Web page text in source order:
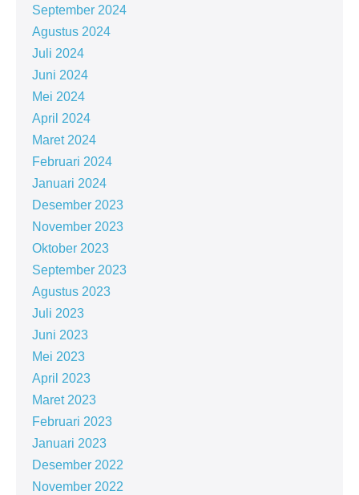
September 2024
Agustus 2024
Juli 2024
Juni 2024
Mei 2024
April 2024
Maret 2024
Februari 2024
Januari 2024
Desember 2023
November 2023
Oktober 2023
September 2023
Agustus 2023
Juli 2023
Juni 2023
Mei 2023
April 2023
Maret 2023
Februari 2023
Januari 2023
Desember 2022
November 2022